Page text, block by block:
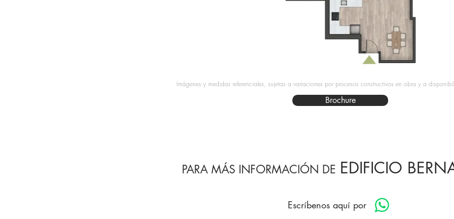
Imágenes y medidas referenciales, sujetas a variaciones por procesos constructivos en obra y a
Brochure
PARA MÁS INFORMACIÓN DE EDIFICIO
Escríbenos aquí por